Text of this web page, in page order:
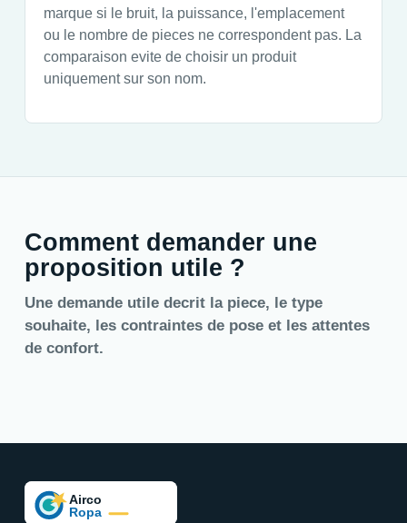
marque si le bruit, la puissance, l'emplacement
ou le nombre de pieces ne correspondent pas. La
comparaison evite de choisir un produit
uniquement sur son nom.
Comment demander une
proposition utile ?
Une demande utile decrit la piece, le type
souhaite, les contraintes de pose et les attentes
de confort.